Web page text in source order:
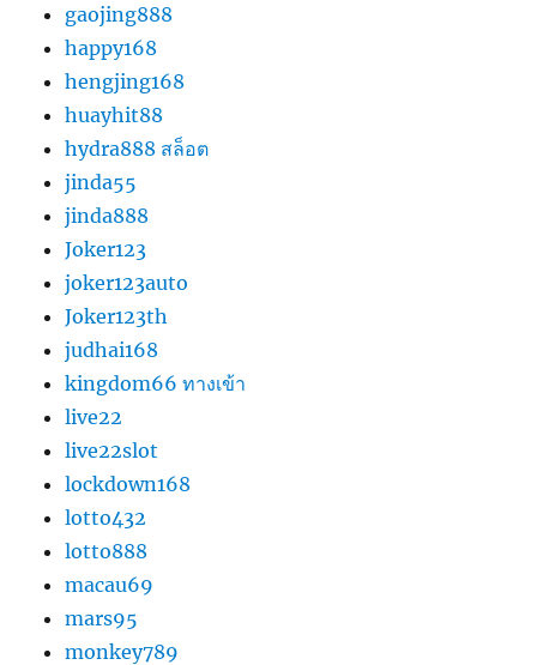
gaojing888
happy168
hengjing168
huayhit88
hydra888 สล็อต
jinda55
jinda888
Joker123
joker123auto
Joker123th
judhai168
kingdom66 ทางเข้า
live22
live22slot
lockdown168
lotto432
lotto888
macau69
mars95
monkey789